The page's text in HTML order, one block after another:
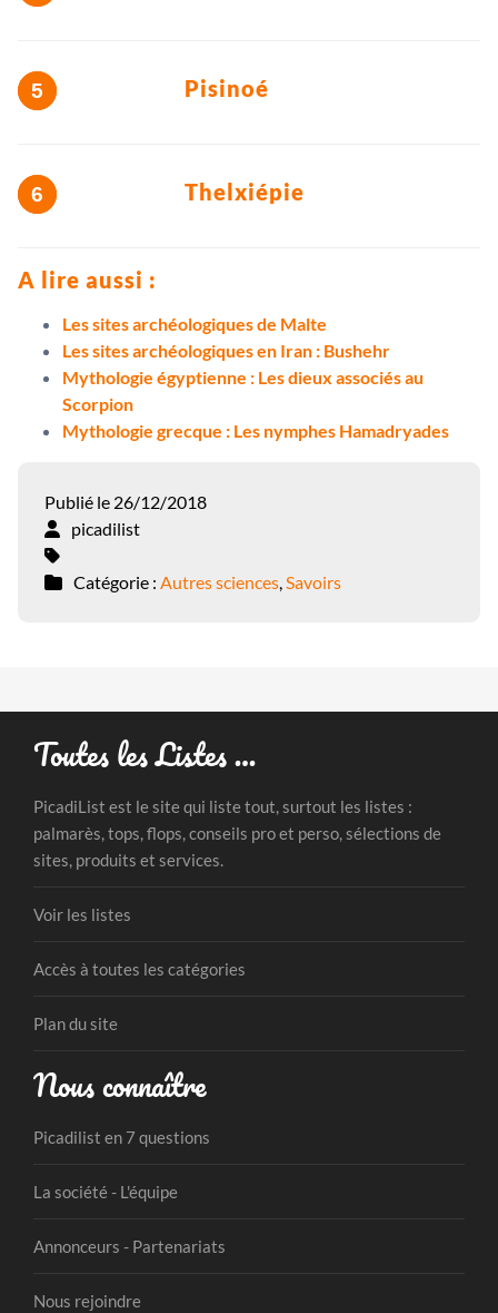
Pisinoé
Thelxiépie
A lire aussi :
Les sites archéologiques de Malte
Les sites archéologiques en Iran : Bushehr
Mythologie égyptienne : Les dieux associés au
Scorpion
Mythologie grecque : Les nymphes Hamadryades
Publié le 26/12/2018
picadilist
Catégorie : Autres sciences,Savoirs
Toutes les Listes …
PicadiList est le site qui liste tout, surtout les listes :
palmarès, tops, flops, conseils pro et perso, sélections de
sites, produits et services.
Voir les listes
Accès à toutes les catégories
Plan du site
Nous connaître
Picadilist en 7 questions
La société - L'équipe
Annonceurs - Partenariats
Nous rejoindre